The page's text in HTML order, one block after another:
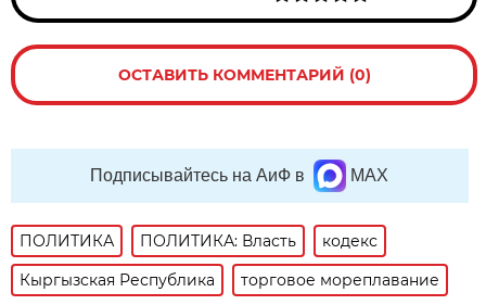
ОСТАВИТЬ КОММЕНТАРИЙ (0)
Подписывайтесь на АиФ в MAX
ПОЛИТИКА ПОЛИТИКА: Власть
кодекс
Кыргызская Республика
торговое мореплавание